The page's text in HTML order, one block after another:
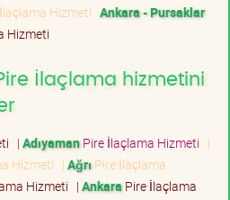
Hizmeti Ankara - Pursaklar
Hizmeti
İlaçlama hizmetini
| AdıyamanPire İlaçlama Hizmeti |
Hizmeti | Ağrı Pire İlaçlama
Hizmeti | Ankara Pire İlaçlama